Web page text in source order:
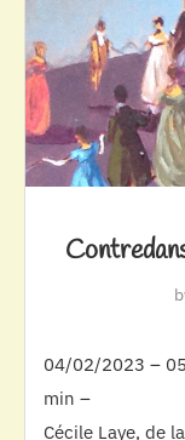
04/02/2023 –
min –
Cécile Laye, de